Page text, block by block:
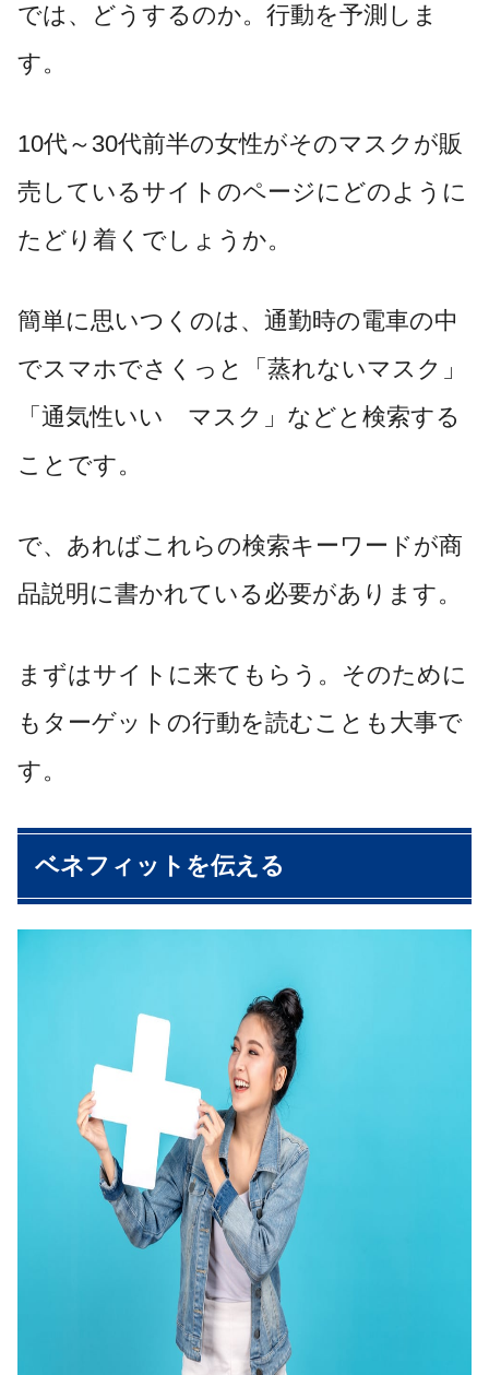
では、どうするのか。行動を予測しま
す。
10代～30代前半の女性がそのマスクが販
売しているサイトのページにどのように
たどり着くでしょうか。
簡単に思いつくのは、通勤時の電車の中
でスマホでさくっと「蒸れないマスク」
「通気性いい マスク」などと検索する
ことです。
で、あればこれらの検索キーワードが商
品説明に書かれている必要があります。
まずはサイトに来てもらう。そのために
もターゲットの行動を読むことも大事で
す。
ベネフィットを伝える